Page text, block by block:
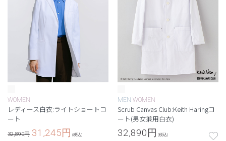
WOMEN
レディース白衣:ライトショートコ
ート
32,890円 31,245円 (税込)
MEN WOMEN
Scrub Canvas Club:Keith Haringコ
ート(男女兼用白衣)
32,890円 (税込)